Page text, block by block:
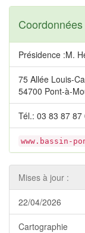
Coordonnées
Présidence :M.
75 Allée Louis-
54700 Pont-à-
Tél.: 03 83 87 87
www.bassin-
Mises à jour :
22/04/2026
Cartographie